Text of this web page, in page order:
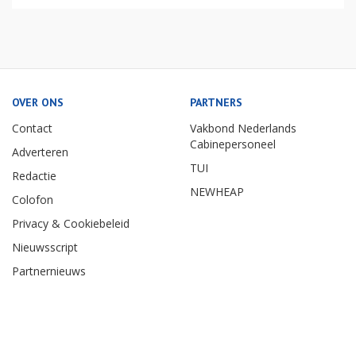
OVER ONS
Contact
Adverteren
Redactie
Colofon
Privacy & Cookiebeleid
Nieuwsscript
Partnernieuws
PARTNERS
Vakbond Nederlands
Cabinepersoneel
TUI
NEWHEAP